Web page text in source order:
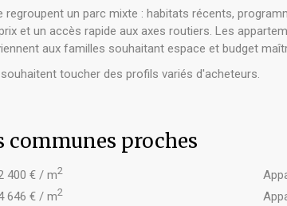
un parc mixte : habitats récents,
et un accès rapide aux axes routiers. Les
aux familles souhaitant espace et budget
toucher des profils variés d'acheteurs.
proches
400 € / m2
646 € / m2